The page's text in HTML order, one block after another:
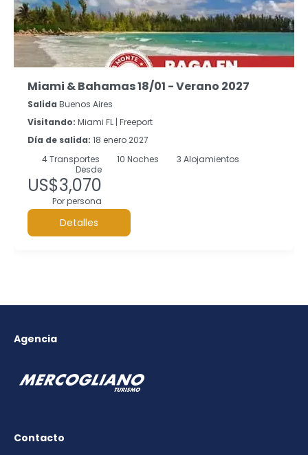
Miami & Bahamas 18/01 - Verano 2027
Salida Buenos Aires
Visitando: Miami FL | Freeport
Día de salida: 18 enero 2027
4Transportes 10 Noches
3 Alojamientos
Desde
US$3,070
Por persona
Detalles
Agencia
Contacto